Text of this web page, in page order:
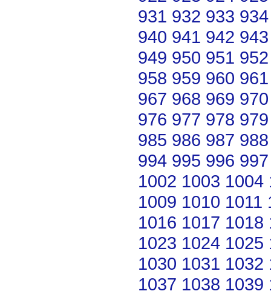
931 932 933 934
940 941 942 943
949 950 951 952
958 959 960 961
967 968 969 970
976 977 978 979
985 986 987 988
994 995 996 997
1002 1003 1004
1009 1010 1011
1016 1017 1018
1023 1024 1025
1030 1031 1032
1037 1038 1039